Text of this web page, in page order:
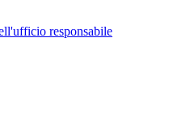
responsabile